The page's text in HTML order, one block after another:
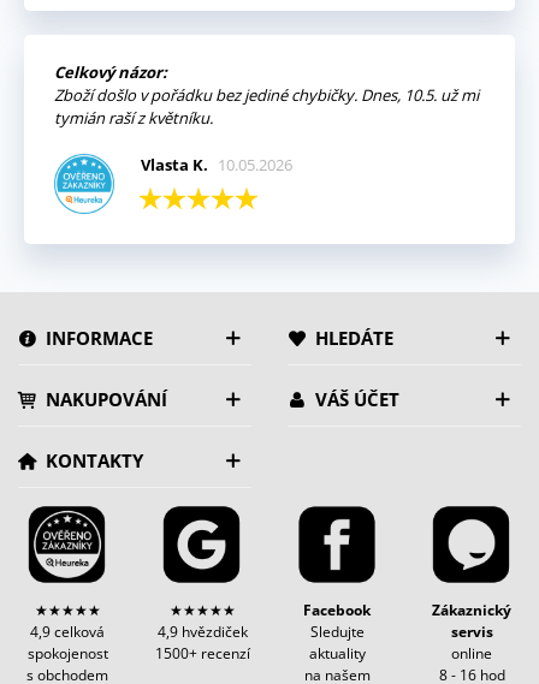
Celkový názor:
Zboží došlo v pořádku bez jediné chybičky. Dnes, 10.5. už mi
tymián raší z květníku.
Vlasta K. 10.05.2026
INFORMACE HLEDÁTE
NAKUPOVÁNÍ VÁŠ ÚČET
KONTAKTY
★★★★★
4,9 celková
spokojenost
s obchodem
★★★★★
4,9 hvězdiček
1500+ recenzí
Facebook
Sledujte
aktuality
na našem
Zákaznický
servis
online
8 - 16 hod